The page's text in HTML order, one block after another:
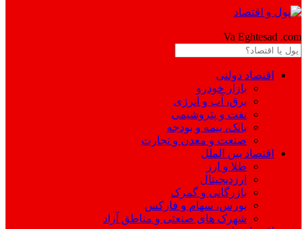
Va Eghtesad .com
اقتصاد دولتی
بازار خودرو
برق، آب و انرژی
نفت و پتروشیمی
بانک، بیمه و بودجه
صنعت و معدن و تجارت
اقتصاد بین الملل
طلا و ارز
ارزدیجیتال
بازرگانی و گمرک
بورس، سهام و فارکس
شهرک های صنعتی و مناطق آزاد